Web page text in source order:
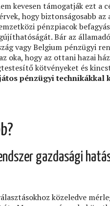
kevesen támogatják ezt a
hogy biztonságosabb az
pénzpiacok
Bár az
vagy Belgium pénzügyi
oka, hogy az ottani hazai
kötvényeket és
pénzügyi
gazdasági
közeledve